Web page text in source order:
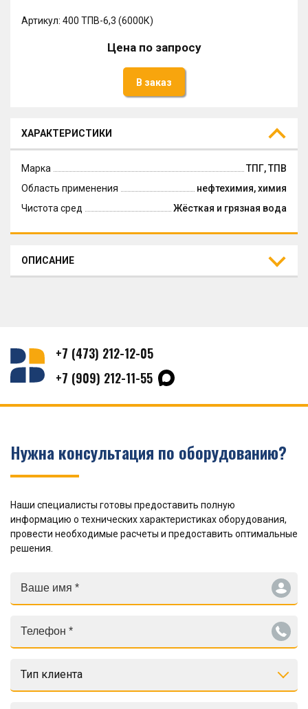
Артикул: 400 ТПВ-6,3 (6000К)
Цена по запросу
В заказ
ХАРАКТЕРИСТИКИ
Марка
ТПГ, ТПВ
Область применения
нефтехимия, химия
Чистота сред
Жёсткая и грязная вода
ОПИСАНИЕ
+7 (473) 212-12-05
+7 (909) 212-11-55
Нужна консультация по оборудованию?
Наши специалисты готовы предоставить полную
информацию о технических характеристиках оборудования,
провести необходимые расчеты и предоставить оптимальные
решения.
Тип клиента